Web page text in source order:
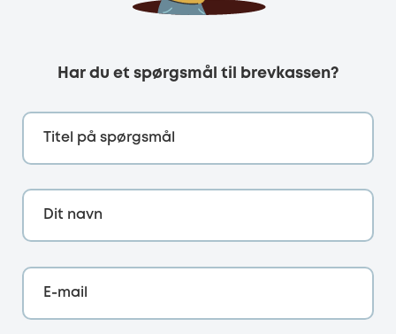
Har du et spørgsmål til brevkassen?
Titel på spørgsmål
Dit navn
E-mail